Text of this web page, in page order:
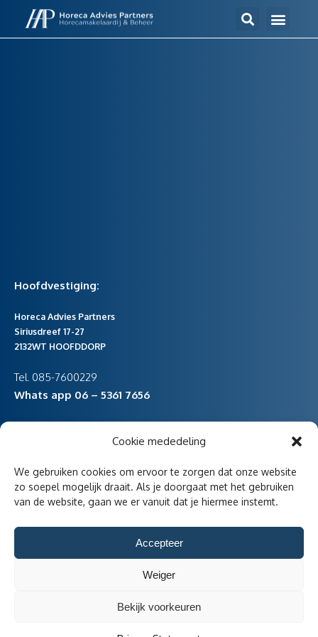
Cookie mededeling
We gebruiken cookies om ervoor te zorgen dat onze website
zo soepel mogelijk draait. Als je doorgaat met het gebruiken
van de website, gaan we er vanuit dat je hiermee instemt.
Accepteer
Weiger
Bekijk voorkeuren
Hoofdvestiging:
Horeca Advies Partners
Siriusdreef 17-27
2132WT HOOFDDORP
Tel. 085-7600229
Whats app 06 – 5361 7656
Havenstraat 47
Aangesloten bij